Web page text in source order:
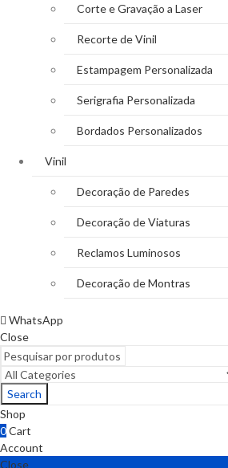
Corte e Gravação a Laser
Recorte de Vinil
Estampagem Personalizada
Serigrafia Personalizada
Bordados Personalizados
Vinil
Decoração de Paredes
Decoração de Viaturas
Reclamos Luminosos
Decoração de Montras
WhatsApp
Close
Search
Shop
0Cart
Account
Close